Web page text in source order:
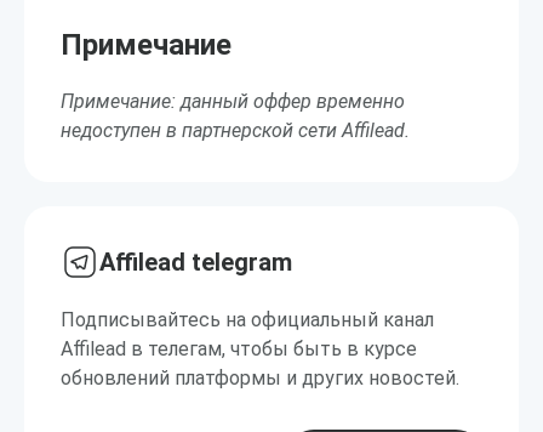
Примечание
Примечание: данный оффер временно
недоступен в партнерской сети Affilead.
Affilead telegram
Подписывайтесь на официальный канал
Affilead в телегам, чтобы быть в курсе
обновлений платформы и других новостей.